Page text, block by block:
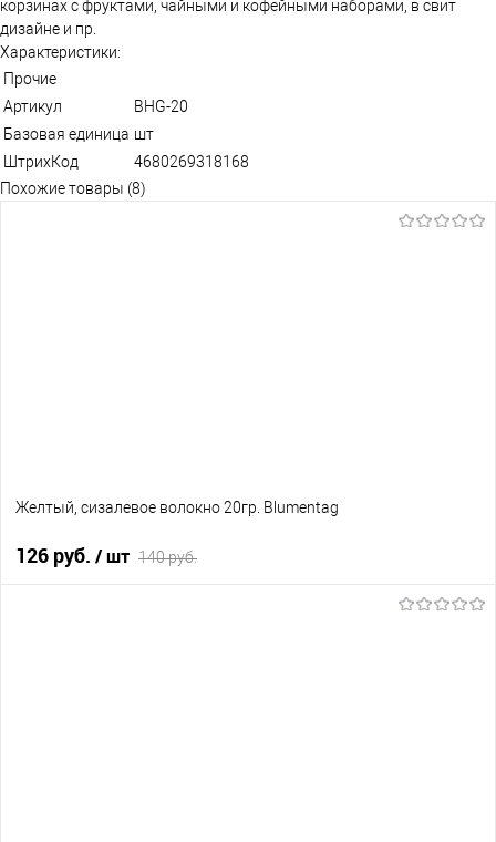
корзинах с фруктами, чайными и кофейными наборами, в свит
дизайне и пр.
Характеристики:
Прочие
Артикул
BHG-20
Базовая единица шт
ШтрихКод
4680269318168
Похожие товары (8)
Желтый, сизалевое волокно 20гр. Blumentag
126 руб. / шт 140 руб.